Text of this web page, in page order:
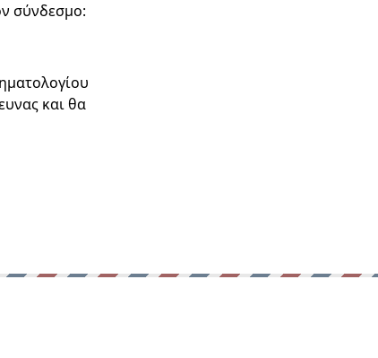
σύνδεσμο:
και θα